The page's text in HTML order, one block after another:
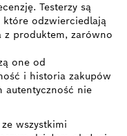
Testerzy są
które odzwierciedlają
z produktem, zarówno
one od
i historia zakupów
autentyczność nie
wszystkimi